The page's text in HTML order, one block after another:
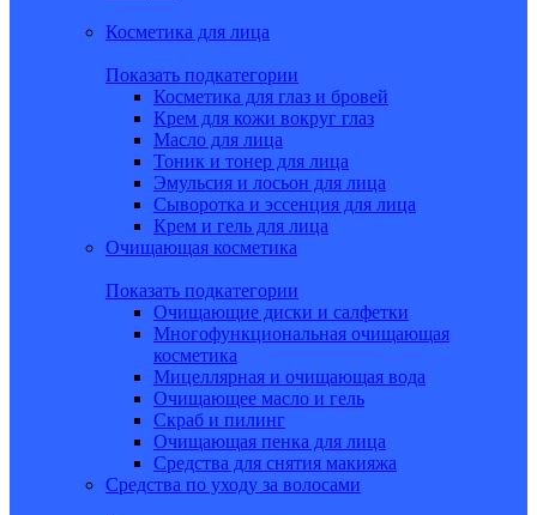
Косметика для лица
Показать подкатегории
Косметика для глаз и бровей
Крем для кожи вокруг глаз
Масло для лица
Тоник и тонер для лица
Эмульсия и лосьон для лица
Сыворотка и эссенция для лица
Крем и гель для лица
Очищающая косметика
Показать подкатегории
Очищающие диски и салфетки
Многофункциональная очищающая
косметика
Мицеллярная и очищающая вода
Очищающее масло и гель
Скраб и пилинг
Очищающая пенка для лица
Средства для снятия макияжа
Средства по уходу за волосами